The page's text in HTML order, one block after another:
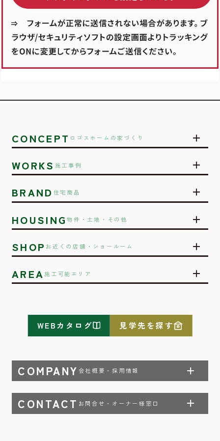
CONCEPT ロゴスホームの家づくり
WORKS 施工事例
BRAND 住宅商品
HOUSING物件・土地・その他
SHOP お近くの店舗・ショールーム
AREA施工可能エリア
COMPANY 会社概要・採用情報
CONTACT お問合せ・オーナー様窓口
WEBカタログ 見学先を探す